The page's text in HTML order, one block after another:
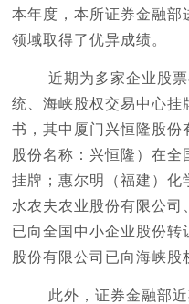
本年度，本所证券金融部
领域取得了优异成绩。
近期为多家企业股票
统、海峡股权交易中心挂
书，其中厦门兴恒隆股份
股份名称：兴恒隆）在
挂牌；惠尔明（福建）化
水农夫农业股份有限公司
已向全国中小企业股份转
股份有限公司已向海峡股
此外，证券金融部近